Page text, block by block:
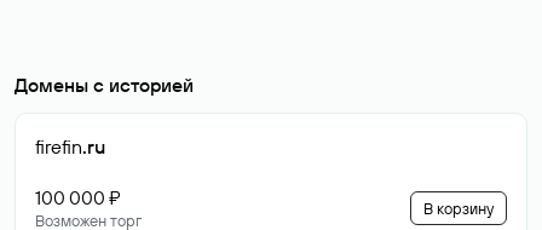
Домены с историей
firefin.ru
100 000 ₽
Возможен торг
В корзину